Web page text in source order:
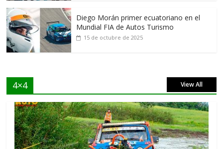
Diego Morán primer ecuatoriano en el
Mundial FIA de Autos Turismo
15 de octubre de 2025
4×4 View All